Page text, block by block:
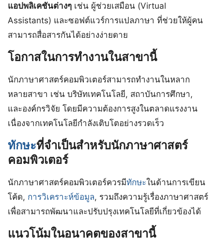
แอปพลิเคชันต่างๆ เช่น ผู้ช่วยเสมือน (Virtual
Assistants) และซอฟต์แวร์การแปลภาษา ที่ช่วยให้ผู้คน
สามารถสื่อสารกันได้อย่างง่ายดาย
โอกาสในการทำงานในสาขานี้
นักภาษาศาสตร์คอมพิวเตอร์สามารถทำงานในหลาก
หลายสาขา เช่น บริษัทเทคโนโลยี, สถาบันการศึกษา,
และองค์กรวิจัย โดยมีความต้องการสูงในตลาดแรงงาน
เนื่องจากเทคโนโลยีกำลังเติบโตอย่างรวดเร็ว
ทักษะที่จำเป็นสำหรับนักภาษาศาสตร์
คอมพิวเตอร์
นักภาษาศาสตร์คอมพิวเตอร์ควรมีทักษะในด้านการเขียน
โค้ด, การวิเคราะห์ข้อมูล, รวมถึงความรู้เรื่องภาษาศาสตร์
เพื่อสามารถพัฒนาและปรับปรุงเทคโนโลยีที่เกี่ยวข้องได้
แนวโน้มในอนาคตของสาขานี้